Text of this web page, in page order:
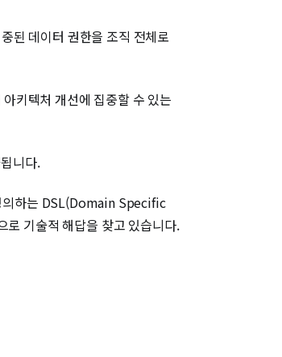
된 데이터 권한을 조직 전체로
키텍처 개선에 집중할 수 있는
니다.
의하는 DSL(Domain Specific
기술적 해답을 찾고 있습니다.